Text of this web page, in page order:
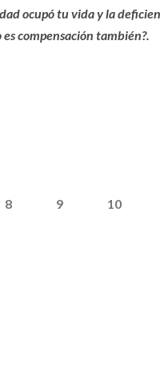
ocupó tu vida y la
compensación también?.
8 9 10